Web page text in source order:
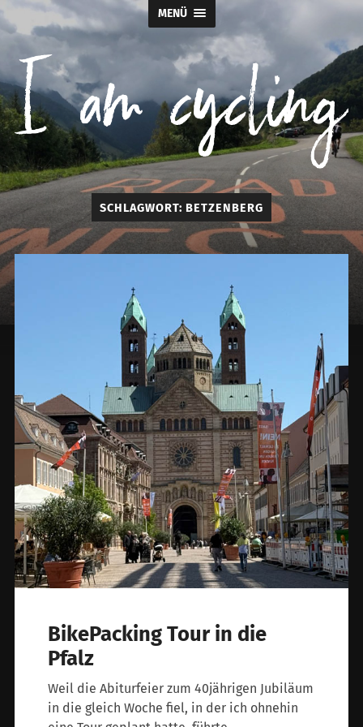
MENÜ
I
am
cycling
SCHLAGWORT: BETZENBERG
BikePacking Tour in die
Pfalz
Weil die Abiturfeier zum 40jährigen Jubiläum
in die gleich Woche fiel, in der ich ohnehin